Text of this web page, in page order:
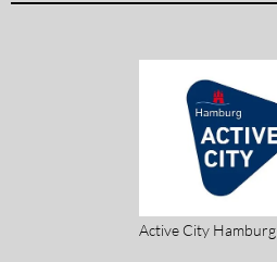
Active City Hamburg